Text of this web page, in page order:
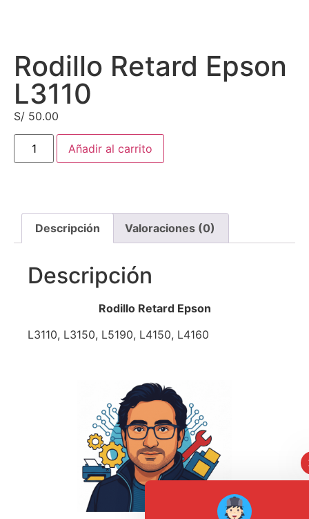
Rodillo Retard Epson
L3110
S/ 50.00
Añadir al carrito
Descripción Valoraciones (0)
Descripción
Rodillo Retard Epson
L3110, L3150, L5190, L4150, L4160